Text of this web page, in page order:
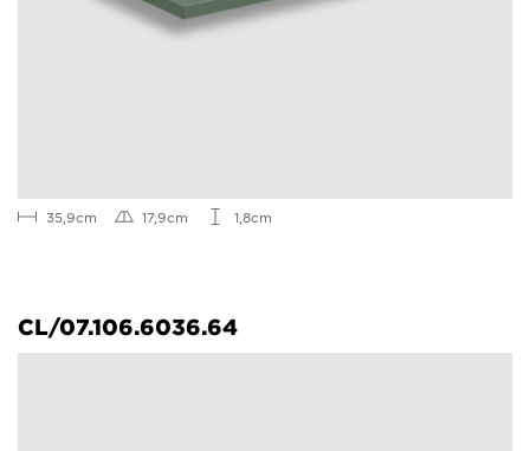
35,9cm 17,9cm 1,8cm
CL/07.106.6036.64